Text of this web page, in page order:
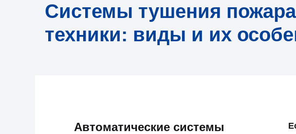
Системы тушения
техники: виды и их
Автоматические системы